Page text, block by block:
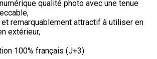
qualité photo avec une tenue
et remarquablement attractif à utiliser en
extérieur,
100% français (J+3)